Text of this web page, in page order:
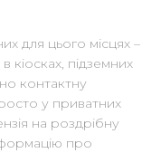
для цього місцях –
кіосках, підземних
контактну
у приватних
на роздрібну
про